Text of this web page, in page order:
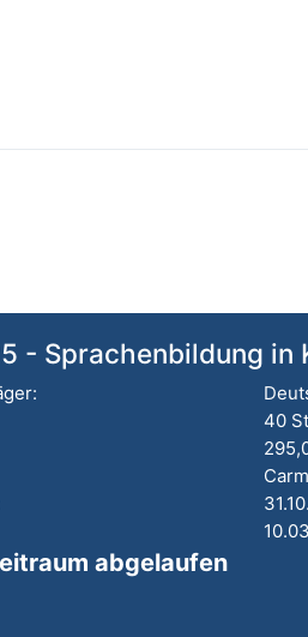
- Sprachenbildung
40
abgelaufen